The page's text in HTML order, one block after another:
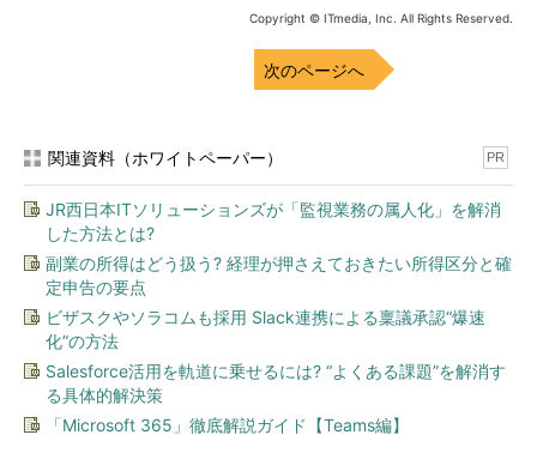
Copyright © ITmedia, Inc. All Rights Reserved.
次のページへ
関連資料（ホワイトペーパー） PR
JR西日本ITソリューションズが「監視業務の属人化」を解消
した方法とは?
副業の所得はどう扱う? 経理が押さえておきたい所得区分と確
定申告の要点
ビザスクやソラコムも採用 Slack連携による稟議承認“爆速
化”の方法
Salesforce活用を軌道に乗せるには? “よくある課題”を解消す
る具体的解決策
「Microsoft 365」徹底解説ガイド【Teams編】